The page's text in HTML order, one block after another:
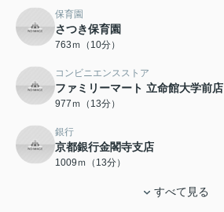
保育園
さつき保育園
763ｍ（10分）
コンビニエンスストア
ファミリーマート 立命館大学前店
977ｍ（13分）
銀行
京都銀行金閣寺支店
1009ｍ（13分）
すべて見る